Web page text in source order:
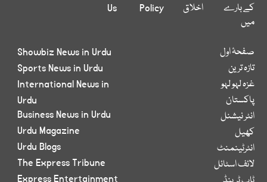
کے بارے
میں
اخلاق Policy
Us
صفحۂ اول
تازہ ترین
غزہ لہو لہو
پاکستان
انٹر نیشنل
کھیل
انٹرٹینمنٹ
لائف اسٹائل
Showbiz News in Urdu
Sports News in Urdu
International News in
Urdu
Business News in Urdu
Urdu Magazine
Urdu Blogs
The Express Tribune
Express Entertainment